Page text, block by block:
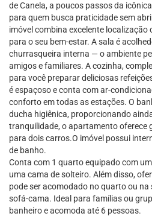
de Canela, a poucos passos da
para quem busca praticidade sem
imóvel combina excelente
para o seu bem-estar. A sala é
churrasqueira interna — o ambiente
amigos e familiares. A cozinha,
para você preparar deliciosas
é espaçoso e conta com ar-
conforto em todas as estações. O
ducha higiênica, proporcionando
tranquilidade, o apartamento oferece
para dois carros.O imóvel possui
de banho.
Conta com 1 quarto equipado com
uma cama de solteiro. Além disso,
pode ser acomodado no quarto ou
sofá-cama. Ideal para famílias ou
banheiro e acomoda até 6 pessoas.